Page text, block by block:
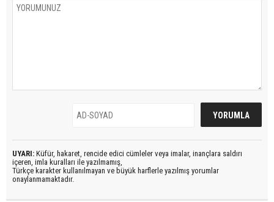
UYARI: Küfür, hakaret, rencide edici cümleler veya imalar, inançlara saldırı
içeren, imla kuralları ile yazılmamış,
Türkçe karakter kullanılmayan ve büyük harflerle yazılmış yorumlar
onaylanmamaktadır.